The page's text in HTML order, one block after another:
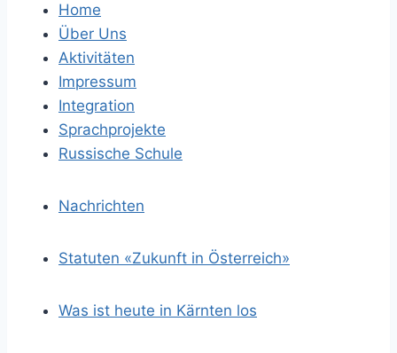
Home
Über Uns
Aktivitäten
Impressum
Integration
Sprachprojekte
Russische Schule
Nachrichten
Statuten «Zukunft in Österreich»
Was ist heute in Kärnten los